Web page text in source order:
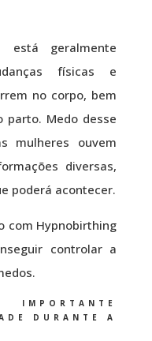
está geralmente
físicas e
no corpo, bem
parto. Medo desse
mulheres ouvem
diversas,
poderá acontecer.
com Hypnobirthing
controlar a
DURANTE A